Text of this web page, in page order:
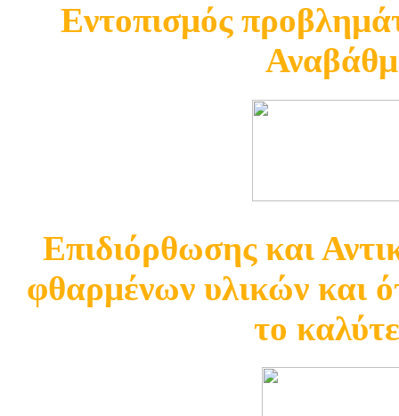
Εντοπισμός
Επιδιόρθωσης και
φθαρμένων υλικών και
το